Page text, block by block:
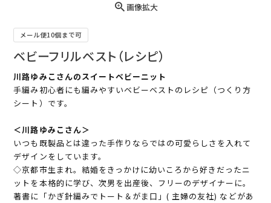
画像拡大
メール便10個まで可
ベビーフリルベスト（レシピ）
川路ゆみこさんのスイートベビーニット
手編み初心者にも編みやすいベビーベストのレシピ（つくり方
シート）です。
＜川路ゆみこさん＞
いつも既製品とは違った手作りならではの可愛らしさを入れて
デザインをしています。
◇京都市生まれ。結婚をきっかけに幼いころから好きだったニ
ットを本格的に学び、次男を出産後、フリーのデザイナーに。
著書に「かぎ針編みでトート＆がま口」( 主婦の友社) などがあ